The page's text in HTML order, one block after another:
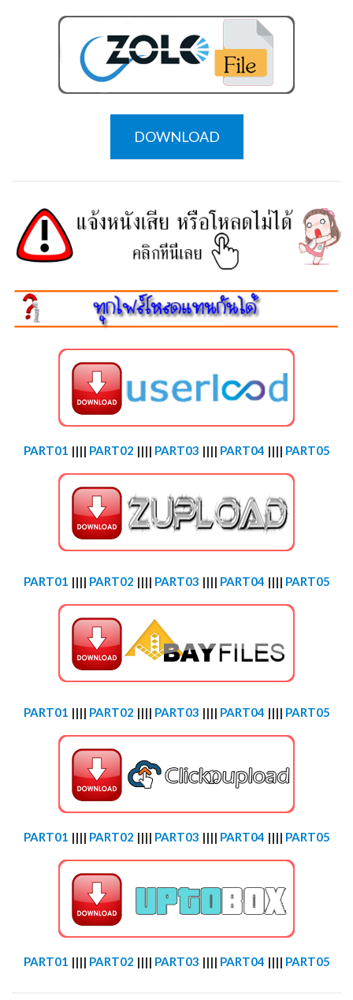
DOWNLOAD
PART01 |||| PART02 |||| PART03 |||| PART04 |||| PART05
PART01 |||| PART02 |||| PART03 |||| PART04 |||| PART05
PART01 |||| PART02 |||| PART03 |||| PART04 |||| PART05
PART01 |||| PART02 |||| PART03 |||| PART04 |||| PART05
PART01 |||| PART02 |||| PART03 |||| PART04 |||| PART05